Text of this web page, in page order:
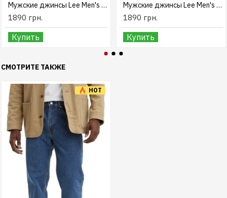
Мужские джинсы Lee Men's Slim Straight Jean
1890 грн.
Купить
Мужские джинсы Lee Men's Regular Fit Straight Leg Jean
1890 грн.
Купить
СМОТРИТЕ ТАКЖЕ
HOT